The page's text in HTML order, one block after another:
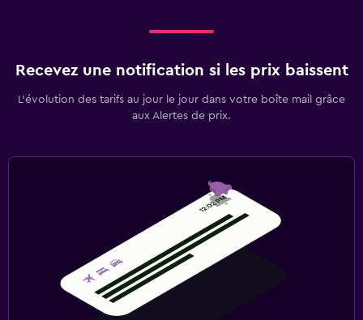
Recevez une notification si les prix baissent
L’évolution des tarifs au jour le jour dans votre boîte mail grâce
aux Alertes de prix.